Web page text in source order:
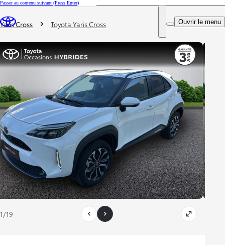
Passer au contenu suivant (Press Enter)
Trouvez un partenaire Toyota
DEALER NAME
Ouvrir le menu
Vous êtes ici
Yaris Cross Toyota Yaris Cross
1/19